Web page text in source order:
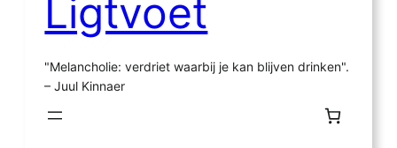
Ligtvoet
"Melancholie: verdriet waarbij je kan blijven drinken".
– Juul Kinnaer